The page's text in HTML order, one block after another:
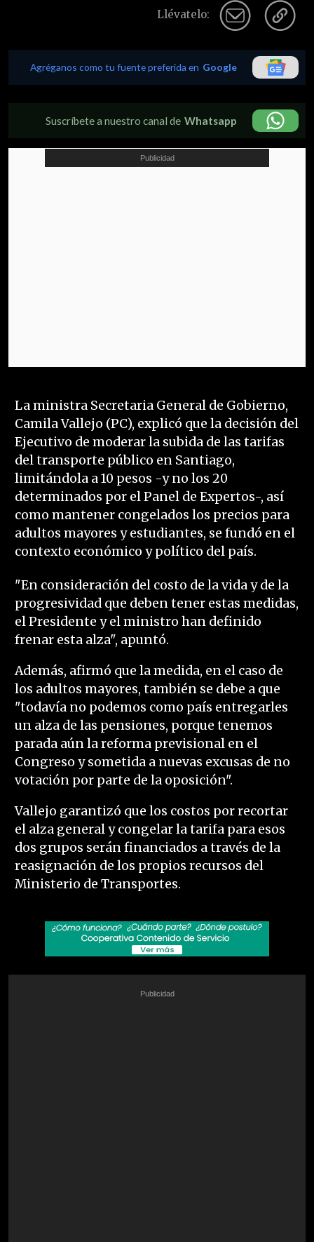
Llévatelo:
Agréganos como tu fuente preferida en Google
Suscríbete a nuestro canal de Whatsapp
La ministra Secretaria General de Gobierno,
Camila Vallejo (PC), explicó que la decisión del
Ejecutivo de moderar la subida de las tarifas
del transporte público en Santiago,
limitándola a 10 pesos -y no los 20
determinados por el Panel de Expertos-, así
como mantener congelados los precios para
adultos mayores y estudiantes, se fundó en el
contexto económico y político del país.
"En consideración del costo de la vida y de la
progresividad que deben tener estas medidas,
el Presidente y el ministro han definido
frenar esta alza", apuntó.
Además, afirmó que la medida, en el caso de
los adultos mayores, también se debe a que
"todavía no podemos como país entregarles
un alza de las pensiones, porque tenemos
parada aún la reforma previsional en el
Congreso y sometida a nuevas excusas de no
votación por parte de la oposición".
Vallejo garantizó que los costos por recortar
el alza general y congelar la tarifa para esos
dos grupos serán financiados a través de la
reasignación de los propios recursos del
Ministerio de Transportes.